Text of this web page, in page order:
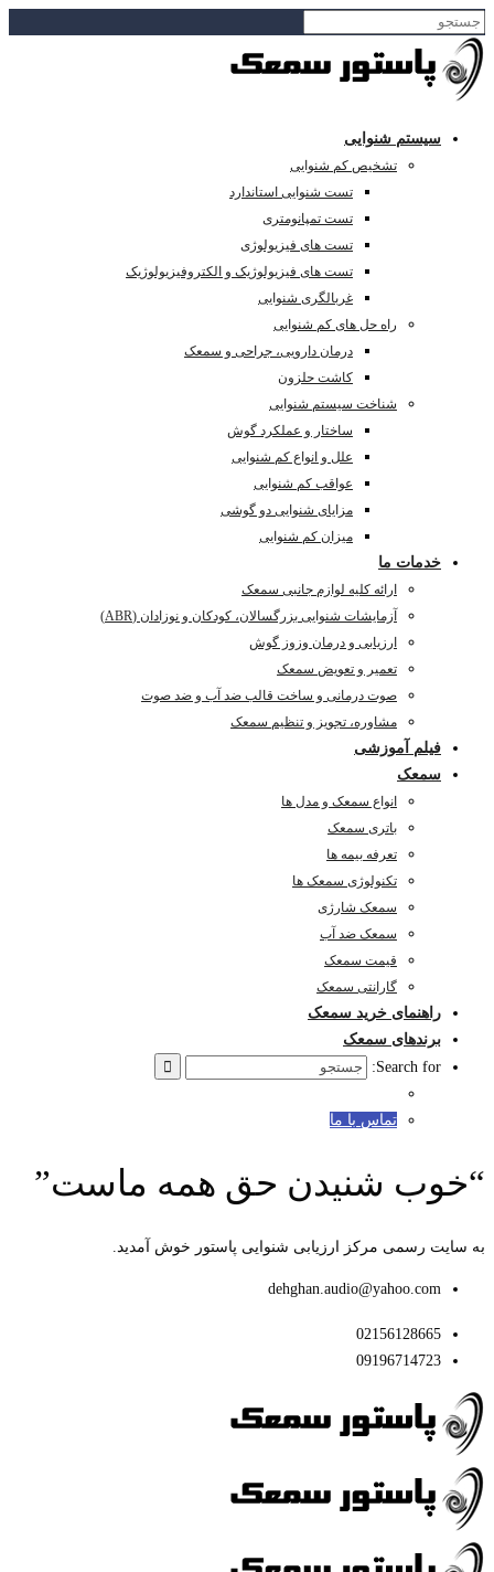
سیستم شنوایی
تشخیص کم شنوایی
تست شنوایی استاندارد
تست تمپانومتری
تست های فیزیولوژی
تست های فیزیولوژیک و الکتروفیزیولوژیک
غربالگری شنوایی
راه حل های کم شنوایی
درمان دارویی، جراحی و سمعک
کاشت حلزون
شناخت سیستم شنوایی
ساختار و عملکرد گوش
علل و انواع کم شنوایی
عواقب کم شنوایی
مزایای شنوایی دو گوشی
میزان کم شنوایی
خدمات ما
ارائه کلیه لوازم جانبی سمعک
آزمایشات شنوایی بزرگسالان، کودکان و نوزادان (ABR)
ارزیابی و درمان وزوز گوش
تعمیر و تعویض سمعک
صوت درمانی و ساخت قالب ضد آب و ضد صوت
مشاوره، تجویز و تنظیم سمعک
فیلم آموزشی
سمعک
انواع سمعک و مدل ها
باتری سمعک
تعرفه بیمه ها
تکنولوژی سمعک ها
سمعک شارژی
سمعک ضد آب
قیمت سمعک
گارانتی سمعک
راهنمای خرید سمعک
برندهای سمعک
Search for:
تماس با ما
“خوب شنیدن حق همه ماست”
به سایت رسمی مرکز ارزیابی شنوایی پاستور خوش آمدید.
dehghan.audio@yahoo.com
02156128665
09196714723